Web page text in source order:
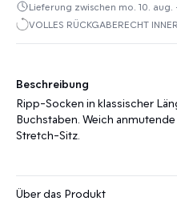
Lieferung zwischen mo. 10. aug. -
VOLLES RÜCKGABERECHT
Beschreibung
Ripp-Socken in klassischer
Buchstaben. Weich
Stretch-Sitz.
Über das Produkt